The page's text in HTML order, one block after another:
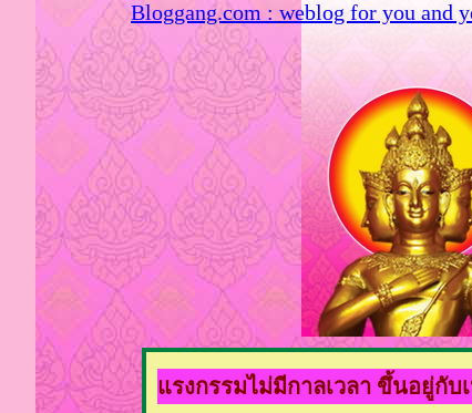
Bloggang.com : weblog for you and
รงกรรมไม่มีกาลเวลา ขึ้นอยู่กับ